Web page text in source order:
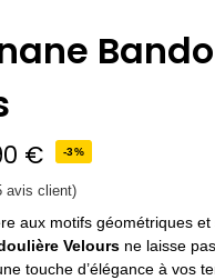
€ -3%
avis client)
aux motifs géométriques
Veloursne laisse
touche d’élégance à vos